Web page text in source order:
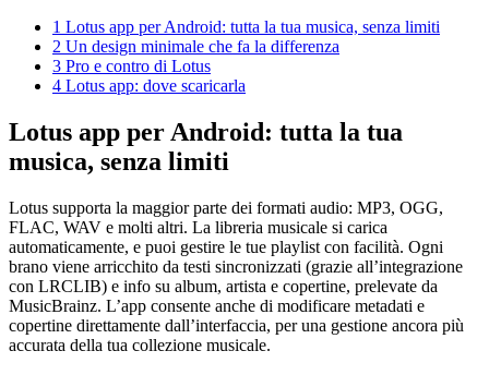
1 Lotus app per Android: tutta la tua musica, senza limiti
2 Un design minimale che fa la differenza
3 Pro e contro di Lotus
4 Lotus app: dove scaricarla
Lotus app per Android: tutta la tua
musica, senza limiti
Lotus supporta la maggior parte dei formati audio: MP3, OGG,
FLAC, WAV e molti altri. La libreria musicale si carica
automaticamente, e puoi gestire le tue playlist con facilità. Ogni
brano viene arricchito da testi sincronizzati (grazie all’integrazione
con LRCLIB) e info su album, artista e copertine, prelevate da
MusicBrainz. L’app consente anche di modificare metadati e
copertine direttamente dall’interfaccia, per una gestione ancora più
accurata della tua collezione musicale.